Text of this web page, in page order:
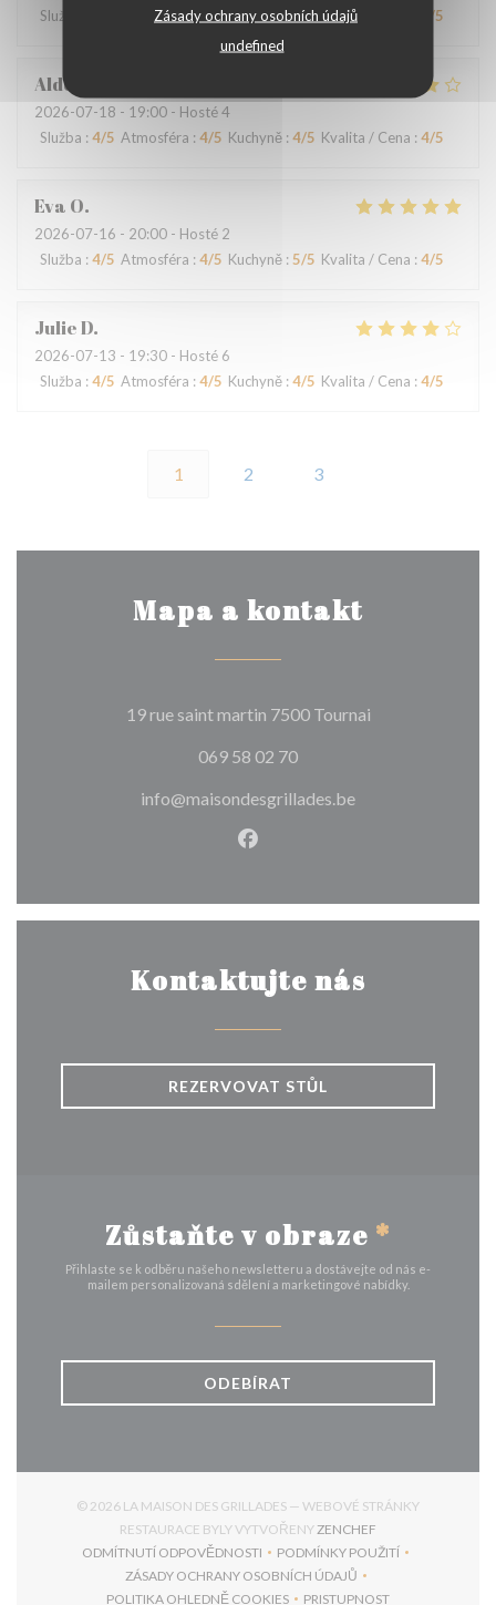
Zásady ochrany osobních údajů
undefined
Služba
Atmosféra:4/5 Kuchyně: 5/5 Kvalita / Cena /5
Aldo
2026-07-18 - 19:00 - Hosté 4
Služba : 4/5 Atmosféra : 4/5 Kuchyně : 4/5 Kvalita / Cena : 4/5
Eva O
2026-07-16 - 20:00 - Hosté 2
Služba : 4/5 Atmosféra : 4/5 Kuchyně : 5/5 Kvalita / Cena : 4/5
JulieD
2026-07-13 - 19:30 - Hosté 6
Služba :4/5 Atmosféra :4/5 Kuchyně :4/5 Kvalita / Cena :4/5
1 2 3
Mapa a kontakt
19 rue saint martin 7500 Tournai((otevře se v
069 58 02 70
info@maisondesgrillades.be
Facebook ((otevře se v
Kontaktujte nás
REZERVOVAT STŮL
Zůstaňte v obraze *
Přihlaste se k odběru našeho newsletteru a dostávejte od nás e-
mailem personalizovaná sdělení a marketingové nabídky.
ODEBÍRAT
© 2026 LA MAISON DES GRILLADES — WEBOVÉ STRÁNKY
RESTAURACE BYLY VYTVOŘENYZENCHEF
ODMÍTNUTÍ ODPOVĚDNOSTI
((OTEVŘE SE V NOVÉM OKNĚ))
PODMÍNKY POUŽITÍ
((OTEVŘE SE V NOVÉM
ZÁSADY OCHRANY OSOBNÍCH ÚDAJŮ
((OTEVŘE SE V NOVÉM OKNĚ))
POLITIKA OHLEDNĚ COOKIES
PRISTUPNOST